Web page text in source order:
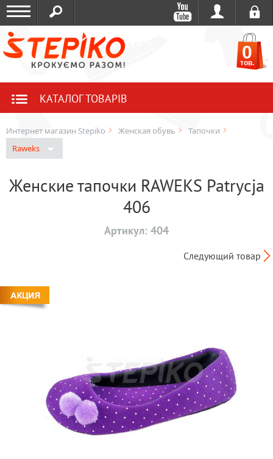
0
тов.
КАТАЛОГ ТОВАРІВ
Интернет магазин Stepiko Женская обувь
Тапочки
Raweks
Женские тапочки RAWEKS Patrycja
406
Артикул: 404
Следующий товар